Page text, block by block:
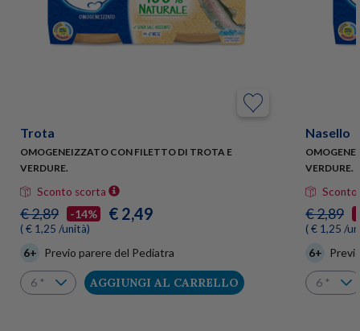
Trota
OMOGENEIZZATO CON FILETTO DI TROTA E
VERDURE.
Sconto scorta
€ 2,89 -14% € 2,49
( € 1,25 /unità)
6+ Previo parere del Pediatra
AGGIUNGI AL CARRELLO
Nasello
VERDURE.
€ 2,89
( € 1,25 /
6+